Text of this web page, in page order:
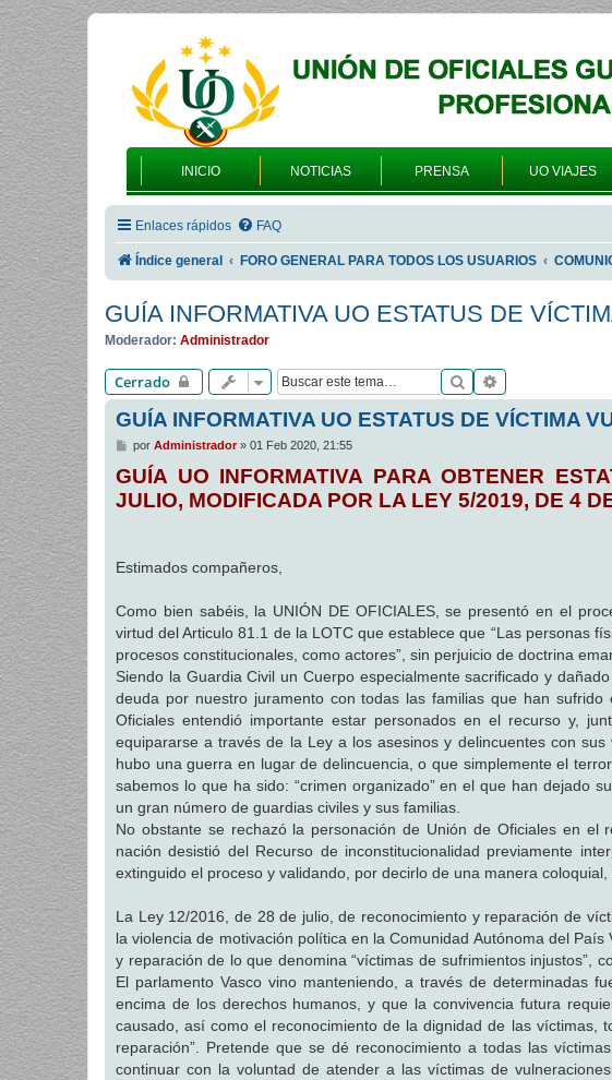
INICIO NOTICIAS PRENSA UO VIAJES
Enlaces rápidos FAQ
Índice general FORO GENERAL PARA TODOS LOS USUARIOS
GUÍA INFORMATIVA UO ESTATUS DE
Moderador: Administrador
Cerrado Buscar
GUÍA INFORMATIVA UO ESTATUS DE VÍCTIMA
M
n
s
a
por Administrador» 01 Feb 2020, 21:55
GUÍA UO INFORMATIVA PARA OBTENER
JULIO, MODIFICADA POR LA LEY 5/2019, DE 4
Estimados compañeros,
Como bien sabéis, la UNIÓN DE OFICIALES, se presentó en el
virtud del Articulo 81.1 de la LOTC que establece que “Las personas
procesos constitucionales, como actores”, sin perjuicio de doctrina
Siendo la Guardia Civil un Cuerpo especialmente sacrificado y
deuda por nuestro juramento con todas las familias que han
Oficiales entendió importante estar personados en el recurso y,
equipararse a través de la Ley a los asesinos y delincuentes con
hubo una guerra en lugar de delincuencia, o que simplemente el
sabemos lo que ha sido: “crimen organizado” en el que han dejado
un gran número de guardias civiles y sus familias.
No obstante se rechazó la personación de Unión de Oficiales en el
nación desistió del Recurso de inconstitucionalidad previamente
extinguido el proceso y validando, por decirlo de una manera
La Ley 12/2016, de 28 de julio, de reconocimiento y reparación de
la violencia de motivación política en la Comunidad Autónoma del
y reparación de lo que denomina “víctimas de sufrimientos injustos”,
El parlamento Vasco vino manteniendo, a través de determinadas
encima de los derechos humanos, y que la convivencia futura
causado, así como el reconocimiento de la dignidad de las víctimas,
reparación”. Pretende que se dé reconocimiento a todas las
continuar con la voluntad de atender a las víctimas de